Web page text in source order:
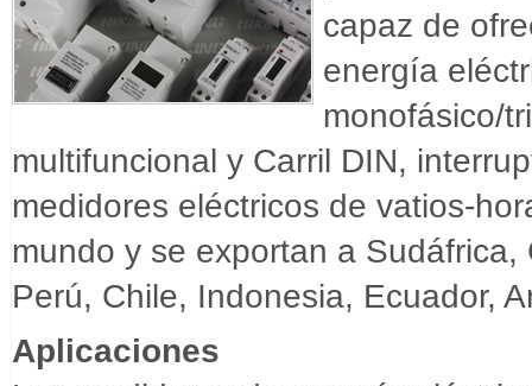
capaz de
energía
monofásico/
multifuncional y Carril DIN,
medidores eléctricos de vatios-
mundo y se exportan a
Perú, Chile, Indonesia, Ecuador,
Aplicaciones